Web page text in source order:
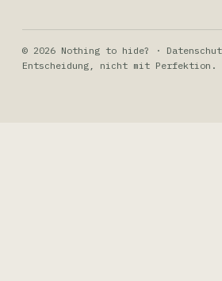
© 2026 Nothing to hide? ·
Entscheidung, nicht mit Perfektion.